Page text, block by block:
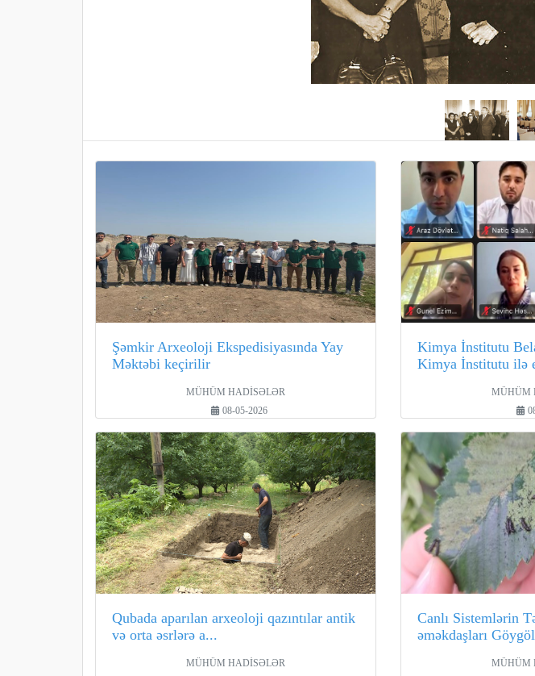
Şəmkir Arxeoloji Ekspedisiyasında Yay
Məktəbi keçirilir
MÜHÜM HADİSƏLƏR
08-05-2026
Kimya İnstitutu
Kimya İnstitutu ilə
MÜHÜM
Qubada aparılan arxeoloji qazıntılar antik
və orta əsrlərə a...
MÜHÜM HADİSƏLƏR
Canlı Sistemlərin
əməkdaşları
MÜHÜM